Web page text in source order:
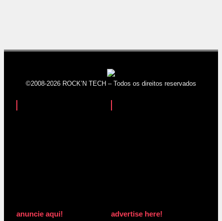
©2008-2026 ROCK’N TECH – Todos os direitos reservados
anuncie aqui! advertise here!